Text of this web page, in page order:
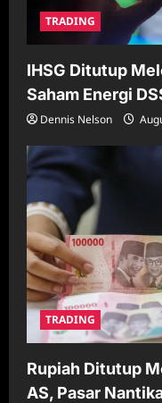
TRADING
IHSG Ditutup
Saham Energi
Dennis Nelson
TRADING
Rupiah Ditutup
AS, Pasar